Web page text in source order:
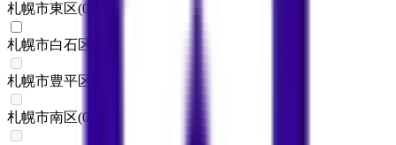
札幌市東区(0
札幌市白石区
札幌市豊平区
札幌市南区(0